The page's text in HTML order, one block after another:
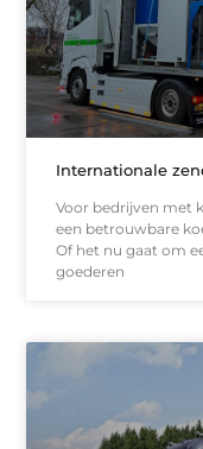
Internationale
Voor bedrijven met
een betrouwbare
Of het nu gaat om
goederen